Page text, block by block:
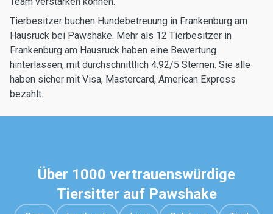
Tierbesitzer buchen Hundebetreuung in Frankenburg am
Hausruck bei Pawshake. Mehr als 12 Tierbesitzer in
Frankenburg am Hausruck haben eine Bewertung
hinterlassen, mit durchschnittlich 4.92/5 Sternen. Sie alle
haben sicher mit Visa, Mastercard, American Express
bezahlt.
Über 1000 vertrauenswürdige
Tiersitter auf Pawshake